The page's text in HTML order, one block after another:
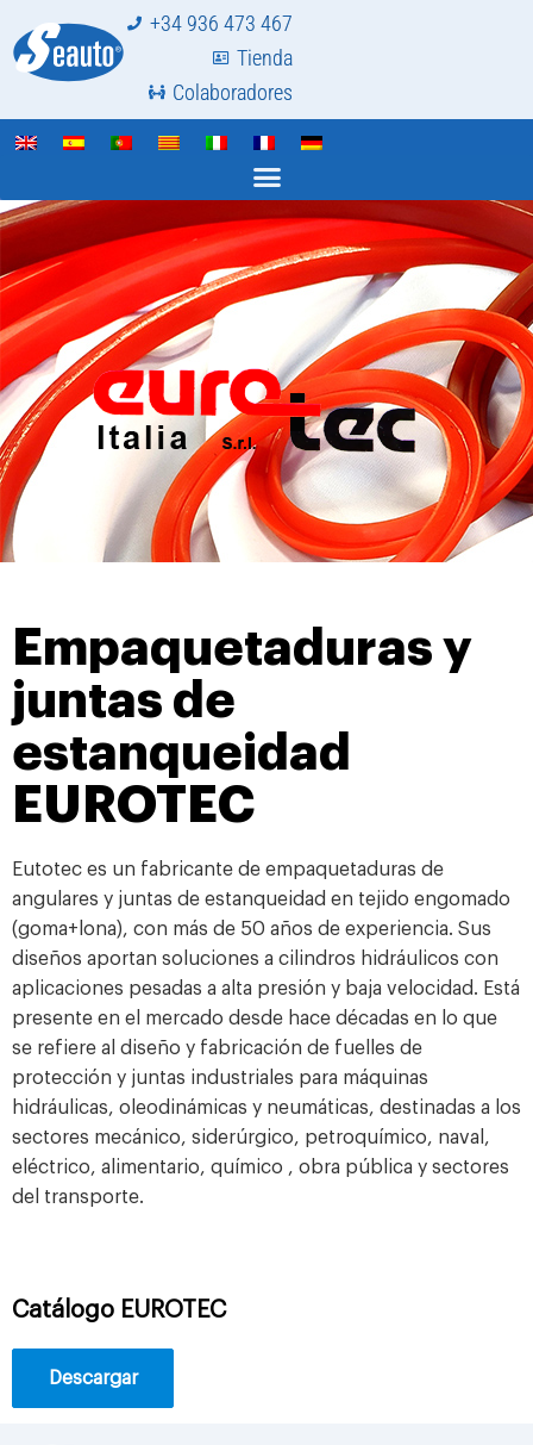
+34 936 473 467
Tienda
Colaboradores
Empaquetaduras y
juntas de
estanqueidad
EUROTEC
Eutotec es un fabricante de empaquetaduras de
angulares y juntas de estanqueidad en tejido engomado
(goma+lona), con más de 50 años de experiencia. Sus
diseños aportan soluciones a cilindros hidráulicos con
aplicaciones pesadas a alta presión y baja velocidad. Está
presente en el mercado desde hace décadas en lo que
se refiere al diseño y fabricación de fuelles de
protección y juntas industriales para máquinas
hidráulicas, oleodinámicas y neumáticas, destinadas a los
sectores mecánico, siderúrgico, petroquímico, naval,
eléctrico, alimentario, químico , obra pública y sectores
del transporte.
Catálogo EUROTEC​
Descargar